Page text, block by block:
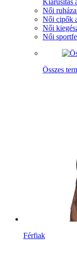
Kiárusítás
Női
Női cipők
Női
Női
Összes
Férfiak